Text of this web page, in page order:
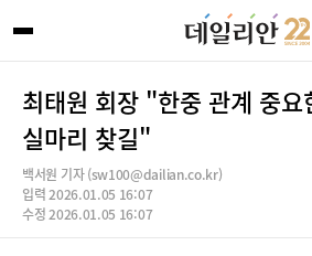
최태원 회장 "한중 관계 중
실마리 찾길"
백서원 기자 (sw100@dailian.co.kr)
입력 2026.01.05 16:07
수정 2026.01.05 16:07